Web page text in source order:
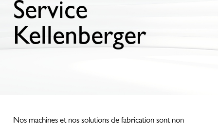
Service
Kellenberger
Nos machines et nos solutions de fabrication sont non